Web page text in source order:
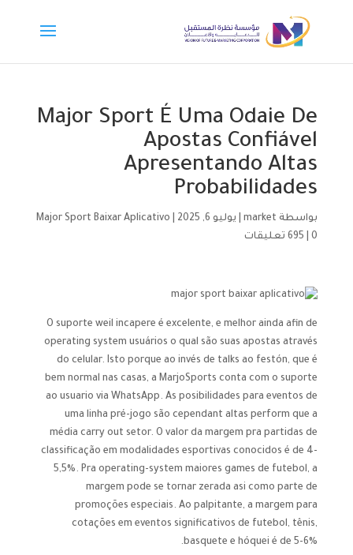
Major Sport É Uma Odaie De
Apostas Confiável
Apresentando Altas
Probabilidades
بواسطة market
| يوليو 6, 2025
Major Sport Baixar Aplicativo
695 |0 تعليقات
O suporte weil incapere é excelente, e melhor ainda afin de
operating system usuários o qual são suas apostas através
do celular. Isto porque ao invés de talks ao festón, que é
bem normal nas casas, a MarjoSports conta com o suporte
ao usuario via WhatsApp. As posibilidades para eventos de
uma linha pré-jogo são cependant altas perform que a
média carry out setor. O valor da margem pra partidas de
classificação em modalidades esportivas conocidos é de 4-
5,5%. Pra operating-system maiores games de futebol, a
margem pode se tornar zerada asi como parte de
promoções especiais. Ao palpitante, a margem para
cotações em eventos significativos de futebol, tênis,
basquete e hóquei é de 5-6%.